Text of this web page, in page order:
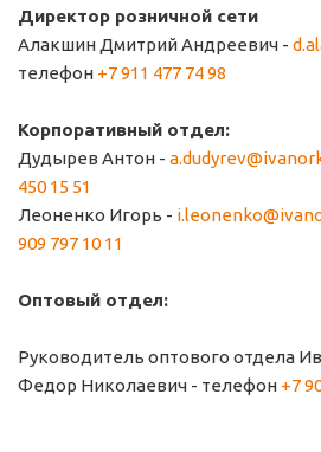
Директор розничной сети
Алакшин Дмитрий Андреевич -
телефон +7 911 477 74 98
Корпоративный отдел:
Дудырев Антон -
450 15 51
Леоненко Игорь -
909 797 10 11
Оптовый отдел:
Руководитель оптового отдела
Федор Николаевич - телефон +7